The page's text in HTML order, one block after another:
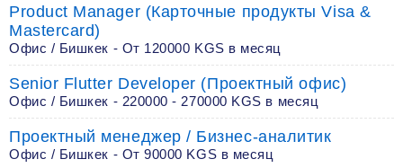
Product Manager (Карточные продукты Visa &
Mastercard)
Офис / Бишкек - От 120000 KGS в месяц
Senior Flutter Developer (Проектный офис)
Офис / Бишкек - 220000 - 270000 KGS в месяц
Проектный менеджер / Бизнес-аналитик
Офис / Бишкек - От 90000 KGS в месяц